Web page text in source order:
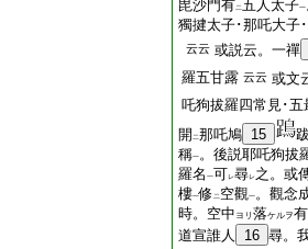
毘沙門有二五人太子一
獨揵太子･那吒大子
云云 或説云。一禪
羅五甘露 云云 或文
吒狗拔羅四常見･五
開 二那吒鳩 15
稱一。後説耶吒狗拔
羅名 一可レ尋レ之。或
樓一修 二 空觀一。觀念
時。空中 ヨリ 落ケルヲ有
道宣誰人
16 尋。